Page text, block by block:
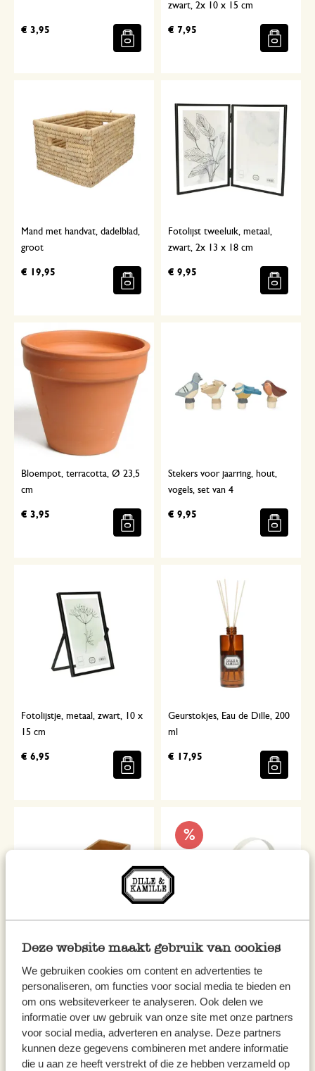
Deze website maakt gebruik van cookies
We gebruiken cookies om content en advertenties te
personaliseren, om functies voor social media te bieden en
om ons websiteverkeer te analyseren. Ook delen we
informatie over uw gebruik van onze site met onze partners
voor social media, adverteren en analyse. Deze partners
kunnen deze gegevens combineren met andere informatie
die u aan ze heeft verstrekt of die ze hebben verzameld op
€ 3,95
zwart, 2x 10 x 15 cm
€ 7,95
Mand met handvat, dadelblad,
groot
€ 19,95
Fotolijst tweeluik, metaal,
zwart, 2x 13 x 18 cm
€ 9,95
Bloempot, terracotta, Ø 23,5
cm
€ 3,95
Stekers voor jaarring, hout,
vogels, set van 4
€ 9,95
Fotolijstje, metaal, zwart, 10 x
15 cm
€ 6,95
Geurstokjes, Eau de Dille, 200
ml
€ 17,95
€ 7,95
%
€ 4,97
Van € 9,95